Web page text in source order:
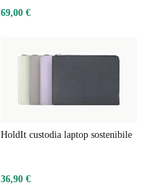
69,00 €
HoldIt custodia laptop sostenibile
36,90 €